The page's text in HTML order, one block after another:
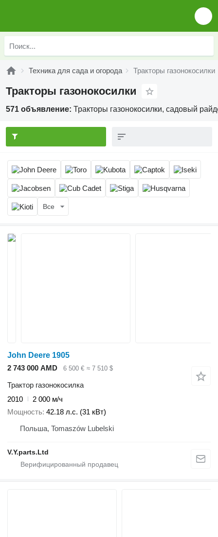
Техника для сада и огорода Тракторы газонокосилки
Тракторы газонокосилки
571 объявление: Тракторы газонокосилки, садовый
Все
John Deere 1905
2 743 000 AMD
6 500 € ≈ 7 510 $
Трактор газонокосилка
2010
2 000 м/ч
Мощность 42.18 л.с. (31 кВт)
Польша, Tomaszów Lubelski
V.Y.parts.Ltd